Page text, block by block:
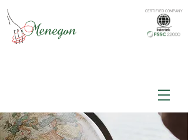
CERTIFIED COMPANY